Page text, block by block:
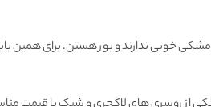
خوبی ندارند و بور هستن. برای همین